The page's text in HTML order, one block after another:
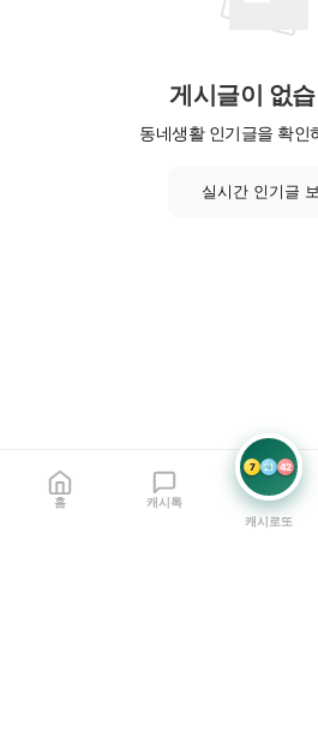
게시글이 없
동네생활 인기글을 확인
실시간 인기글
홈 캐시톡
7 21 42
캐시로또